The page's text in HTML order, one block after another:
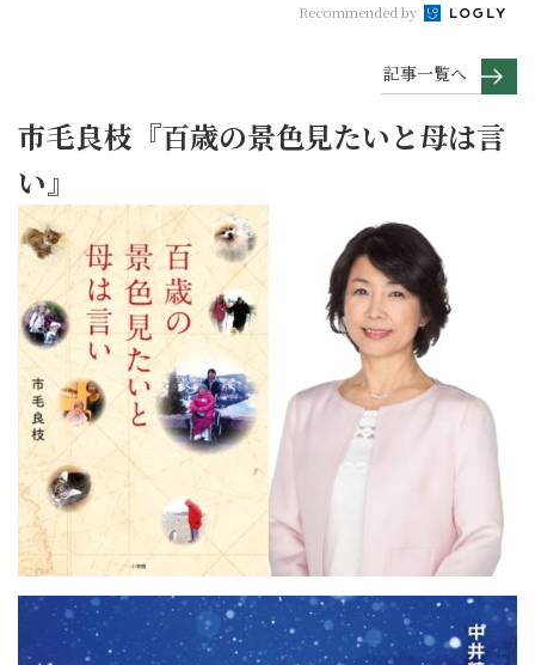
Recommended by
記事一覧へ
市毛良枝『百歳の景色見たいと母は言
い』